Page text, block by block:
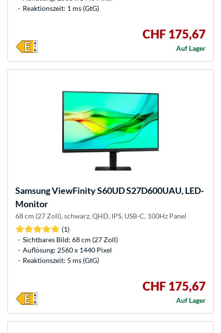
Reaktionszeit: 1 ms (GtG)
CHF 175,67
Auf Lager
SamsungViewFinity S60UD S27D600UAU, LED-
Monitor
68 cm (27 Zoll), schwarz, QHD, IPS, USB-C, 100Hz Panel
(1)
Sichtbares Bild: 68 cm (27 Zoll)
Auflösung: 2560 x 1440 Pixel
Reaktionszeit: 5 ms (GtG)
CHF 175,67
Auf Lager